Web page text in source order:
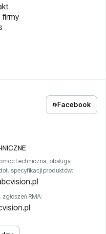
firmy
Facebook
techniczna, obsługa
specyfikacji produktów:
RMA: